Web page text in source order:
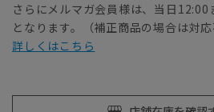
さらにメルマガ会員様は、当日
となります。（補正商品の場合は対応
詳しくはこちら